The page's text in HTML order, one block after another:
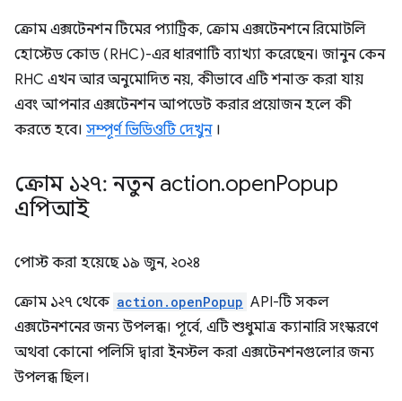
ক্রোম এক্সটেনশন টিমের প্যাট্রিক, ক্রোম এক্সটেনশনে রিমোটলি
হোস্টেড কোড (RHC)-এর ধারণাটি ব্যাখ্যা করেছেন। জানুন কেন
RHC এখন আর অনুমোদিত নয়, কীভাবে এটি শনাক্ত করা যায়
এবং আপনার এক্সটেনশন আপডেট করার প্রয়োজন হলে কী
করতে হবে। সম্পূর্ণ ভিডিওটি দেখুন।
ক্রোম ১২৭: নতুন action.openPopup
এপিআই
পোস্ট করা হয়েছে১৯ জুন, ২০২৪
ক্রোম ১২৭ থেকে action.openPopup API-টি সকল
এক্সটেনশনের জন্য উপলব্ধ। পূর্বে, এটি শুধুমাত্র ক্যানারি সংস্করণে
অথবা কোনো পলিসি দ্বারা ইনস্টল করা এক্সটেনশনগুলোর জন্য
উপলব্ধ ছিল।